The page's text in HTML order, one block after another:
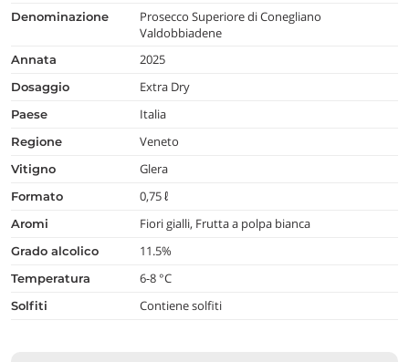
denominazione
Prosecco Superiore di Conegliano
Valdobbiadene
annata 2025
dosaggio Extra Dry
paese Italia
regione Veneto
vitigno Glera
formato 0,75 ℓ
aromi Fiori gialli, Frutta a polpa bianca
grado alcolico 11.5%
temperatura 6-8 °C
Solfiti Contiene solfiti